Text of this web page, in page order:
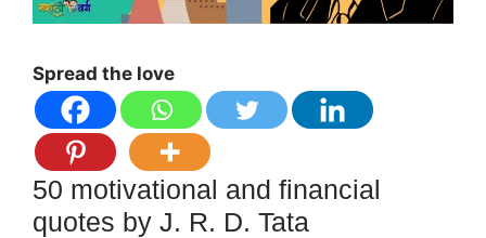
Spread the love
50 motivational and financial
quotes by J. R. D. Tata